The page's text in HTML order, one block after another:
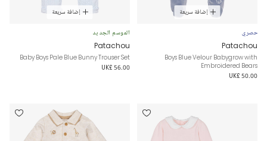
إضافة سريعة
حصري
Patachou
Boys Blue Velour Babygrow with
Embroidered Bears
UK£ 50.00
إضافة سريعة
الموسم الجديد
Patachou
Baby Boys Pale Blue Bunny Trouser Set
UK£ 56.00